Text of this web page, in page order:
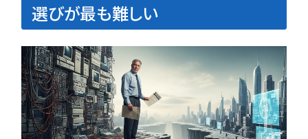
選びが最も難しい